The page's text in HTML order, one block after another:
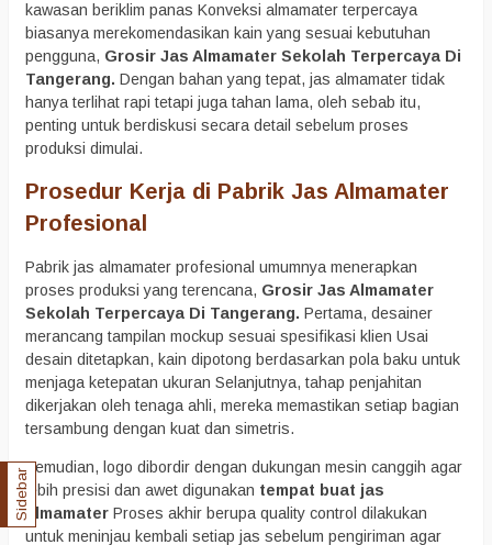
kawasan beriklim panas Konveksi almamater terpercaya
biasanya merekomendasikan kain yang sesuai kebutuhan
pengguna, Grosir Jas Almamater Sekolah Terpercaya Di
Tangerang. Dengan bahan yang tepat, jas almamater tidak
hanya terlihat rapi tetapi juga tahan lama, oleh sebab itu,
penting untuk berdiskusi secara detail sebelum proses
produksi dimulai.
Prosedur Kerja di Pabrik Jas Almamater
Profesional
Pabrik jas almamater profesional umumnya menerapkan
proses produksi yang terencana, Grosir Jas Almamater
Sekolah Terpercaya Di Tangerang. Pertama, desainer
merancang tampilan mockup sesuai spesifikasi klien Usai
desain ditetapkan, kain dipotong berdasarkan pola baku untuk
menjaga ketepatan ukuran Selanjutnya, tahap penjahitan
dikerjakan oleh tenaga ahli, mereka memastikan setiap bagian
tersambung dengan kuat dan simetris.
Kemudian, logo dibordir dengan dukungan mesin canggih agar
lebih presisi dan awet digunakan tempat buat jas
almamater Proses akhir berupa quality control dilakukan
untuk meninjau kembali setiap jas sebelum pengiriman agar
Sidebar